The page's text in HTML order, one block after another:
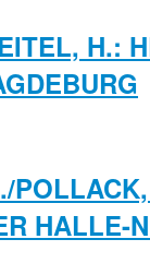
H.:
HALLE-